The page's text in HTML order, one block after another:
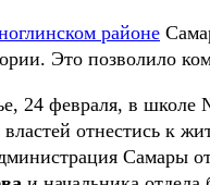
районе
Это позволило
24 февраля, в школе
отнестись к
Самары